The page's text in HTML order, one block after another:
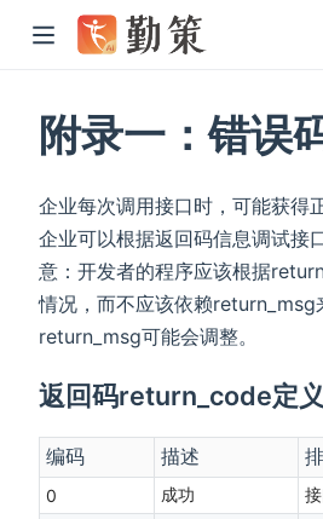
附录一：错误
企业每次调用接口时，可能获得
企业可以根据返回码信息调试接
意：开发者的程序应该根据
情况，而不应该依赖return_msg
return_msg可能会调整。
返回码return_code定义
编码 描述
0 成功